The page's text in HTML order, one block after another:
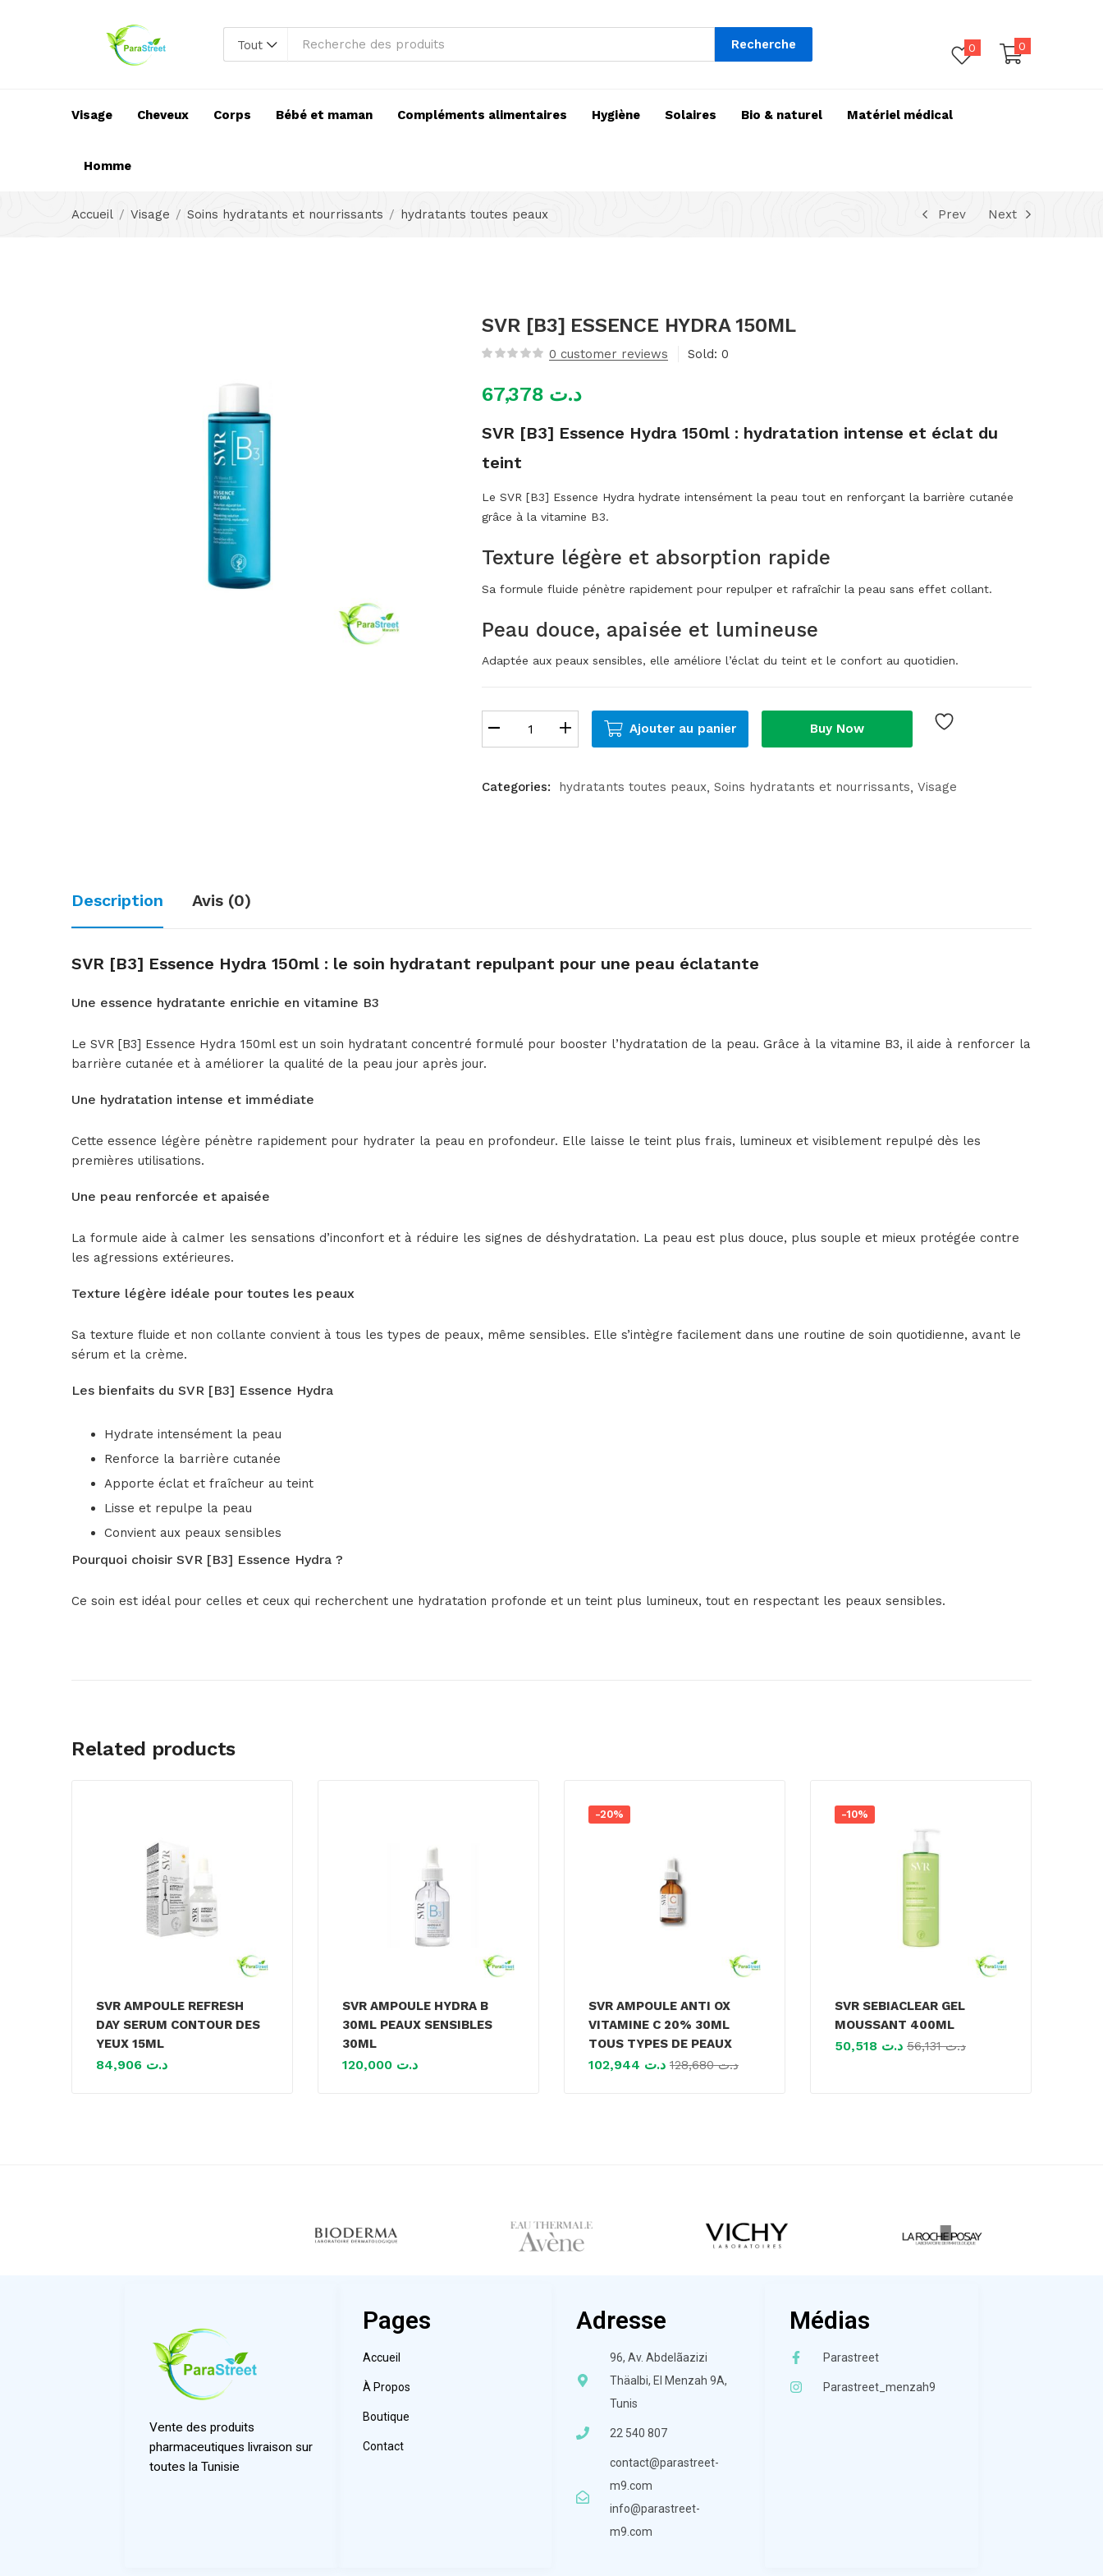
Tout Recherche 0 0
Visage Cheveux Corps Bébé et maman Compléments alimentaires Hygiène Solaires Bio & naturel Matériel médical
Homme
Accueil Visage Soins hydratants et nourrissants hydratants toutes peaux Prev Next
SVR [B3] ESSENCE HYDRA 150ML
0 customer reviews Sold: 0
د.ت
SVR [B3] Essence Hydra 150ml : hydratation intense et éclat du
teint
Le SVR [B3] Essence Hydra hydrate intensément la peau tout en renforçant la barrière cutanée
grâce à la vitamine B3.
Texture légère et absorption rapide
Sa formule fluide pénètre rapidement pour repulper et rafraîchir la peau sans effet collant.
Peau douce, apaisée et lumineuse
Adaptée aux peaux sensibles, elle améliore l’éclat du teint et le confort au quotidien.
Ajouter au panier Buy Now
Categories: hydratants toutes peaux Soins hydratants et nourrissants Visage
Description Avis (0)
SVR [B3] Essence Hydra 150ml : le soin hydratant repulpant pour une peau éclatante
Une essence hydratante enrichie en vitamine B3
Le SVR [B3] Essence Hydra 150ml est un soin hydratant concentré formulé pour booster l’hydratation de la peau. Grâce à la vitamine B3, il aide à renforcer la
barrière cutanée et à améliorer la qualité de la peau jour après jour.
Une hydratation intense et immédiate
Cette essence légère pénètre rapidement pour hydrater la peau en profondeur. Elle laisse le teint plus frais, lumineux et visiblement repulpé dès les
premières utilisations.
Une peau renforcée et apaisée
La formule aide à calmer les sensations d’inconfort et à réduire les signes de déshydratation. La peau est plus douce, plus souple et mieux protégée contre
les agressions extérieures.
Texture légère idéale pour toutes les peaux
Sa texture fluide et non collante convient à tous les types de peaux, même sensibles. Elle s’intègre facilement dans une routine de soin quotidienne, avant le
sérum et la crème.
Les bienfaits du SVR [B3] Essence Hydra
Hydrate intensément la peau
Renforce la barrière cutanée
Apporte éclat et fraîcheur au teint
Lisse et repulpe la peau
Convient aux peaux sensibles
Pourquoi choisir SVR [B3] Essence Hydra ?
Ce soin est idéal pour celles et ceux qui recherchent une hydratation profonde et un teint plus lumineux, tout en respectant les peaux sensibles.
Related products
SVR AMPOULE REFRESH
DAY SERUM CONTOUR DES
YEUX 15ML
د.ت
SVR AMPOULE HYDRA B
30ML PEAUX SENSIBLES
30ML
د.ت
-20%
SVR AMPOULE ANTI OX
VITAMINE C 20% 30ML
TOUS TYPES DE PEAUX
د.ت د.ت128,680
-10%
SVR SEBIACLEAR GEL
MOUSSANT 400ML
د.ت د.ت56,131
Vente des produits
pharmaceutiques livraison sur
toutes la Tunisie
Pages
Accueil
À Propos
Boutique
Contact
Adresse
96, Av. Abdelãazizi
Thäalbi, El Menzah 9A,
Tunis
22 540 807
contact@parastreet-
m9.com
info@parastreet-
m9.com
Médias
Parastreet
Parastreet_menzah9